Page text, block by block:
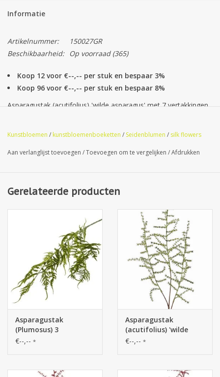
Informatie
Artikelnummer:
150027GR
Beschikbaarheid:
Op voorraad(365)
Koop 12 voor €--,-- per stuk en bespaar 3%
Koop 96 voor €--,-- per stuk en bespaar 8%
Asparagustak (acutifolius) 'wilde asparagus' met 7 vertakkingen,
Kunstbloemen / kunstbloemenboeketten / Seidenblumen / silk flowers
Aan verlanglijst toevoegen /Toevoegen om te vergelijken /Afdrukken
Gerelateerde producten
Asparagustak
(Plumosus) 3
vertakkingen, 18
€--,-- *
Asparagustak
(acutifolius) 'wilde
asparagus' met 3
€--,-- *